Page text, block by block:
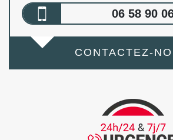
06 58 90
CONTACTEZ-